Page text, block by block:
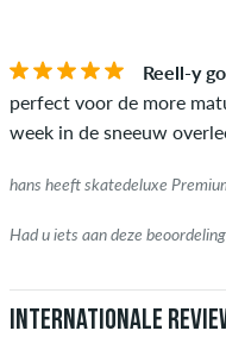
daadwerkelijk heeft
vinkje naast de naam
aankoop". Voor deze
groen vinkje kunnen we
item echt bezit of heeft
Reell-y
perfect voor de more
week in de sneeuw
hans heeft skatedeluxe
Had u iets aan deze
Internationale